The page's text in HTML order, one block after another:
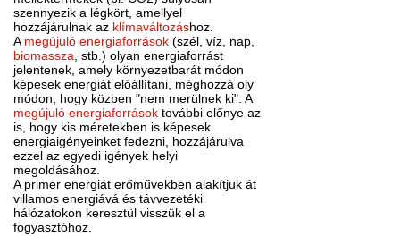
szennyezik a légkört, amellyel
hozzájárulnak az klímaváltozáshoz.
Amegújuló energiaforrások (szél, víz, nap,
biomassza, stb.) olyan energiaforrást
jelentenek, amely környezetbarát módon
képesek energiát előállítani, méghozzá oly
módon, hogy közben "nem merülnek ki". A
megújuló energiaforrások további előnye az
is, hogy kis méretekben is képesek
energiaigényeinket fedezni, hozzájárulva
ezzel az egyedi igények helyi
megoldásához.
A primer energiát erőművekben alakítjuk át
villamos energiává és távvezetéki
hálózatokon keresztül visszük el a
fogyasztóhoz.